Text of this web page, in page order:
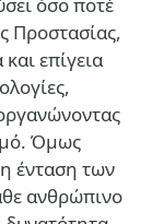
Προστασίας,
επίγεια
Όμως
ένταση των
ανθρώπινο